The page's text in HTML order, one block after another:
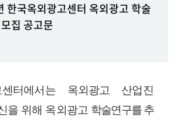
한국옥외광고센터 옥외광고 학술
집 공고문
터에서는 옥외광고
산업진
을 위해 옥외광고 학술연구를 추